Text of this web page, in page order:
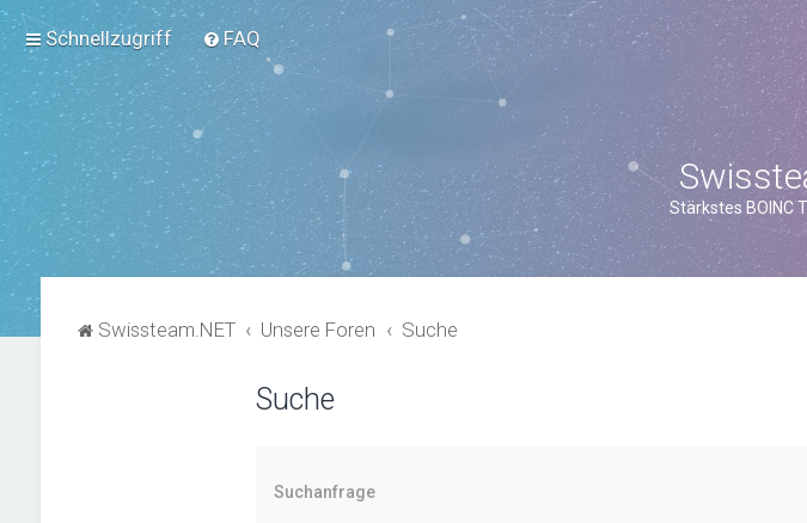
Schnellzugriff FAQ
Stärkstes BOINC
Swissteam.NET Unsere Foren Suche
Suche
Suchanfrage